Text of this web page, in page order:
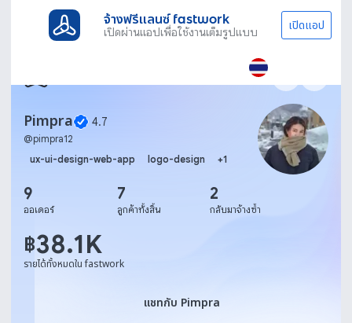
จ้างฟรีแลนซ์ fastwork
เปิดผ่านแอปเพื่อใช้งานเต็มรูปแบบ เปิดแอป
Pimpra 4.7
@pimpra12
ux-ui-design-web-app
logo-design +1
9
ออเดอร์
7
ลูกค้าทั้งสิ้น
2
กลับมาจ้างซ้ำ
฿38.1K
รายได้ทั้งหมดใน fastwork
แชทกับ Pimpra
แชทกับ Pimpra